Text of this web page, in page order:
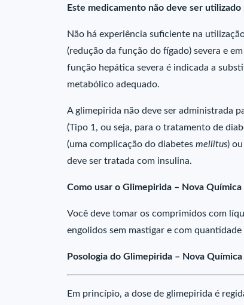
Este medicamento não deve ser
Não há experiência suficiente na
(redução da função do fígado) severa e
função hepática severa é indicada a
metabólico adequado.
A glimepirida não deve ser administrada
(Tipo 1, ou seja, para o tratamento de
(uma complicação do diabetes mellitus)
deve ser tratada com insulina.
Como usar o Glimepirida – Nova Química
Você deve tomar os comprimidos com
engolidos sem mastigar e com
Posologia do Glimepirida – Nova Química
Em princípio, a dose de glimepirida é